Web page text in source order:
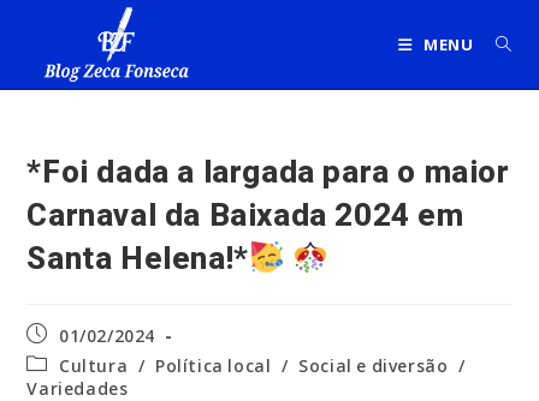
MENU
*Foi dada a largada para o maior
Carnaval da Baixada 2024 em
Santa Helena!*
Post
publicado:
01/02/2024
Categoria
do
Cultura / Política local / Social e diversão /
Variedades